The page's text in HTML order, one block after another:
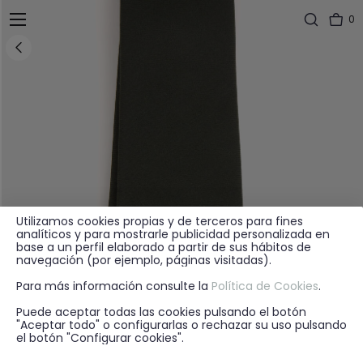
0
Utilizamos cookies propias y de terceros para fines
analíticos y para mostrarle publicidad personalizada en
base a un perfil elaborado a partir de sus hábitos de
navegación (por ejemplo, páginas visitadas).
Para más información consulte la Política de Cookies.
Puede aceptar todas las cookies pulsando el botón
"Aceptar todo" o configurarlas o rechazar su uso pulsando
el botón "Configurar cookies".